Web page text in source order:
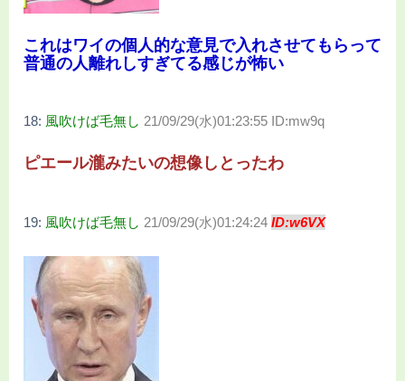
これはワイの個人的な意見で入れさせてもらって
普通の人離れしすぎてる感じが怖い
18: 風吹けば毛無し 21/09/29(水)01:23:55 ID:mw9q
ピエール瀧みたいの想像しとったわ
19: 風吹けば毛無し 21/09/29(水)01:24:24 ID:w6VX